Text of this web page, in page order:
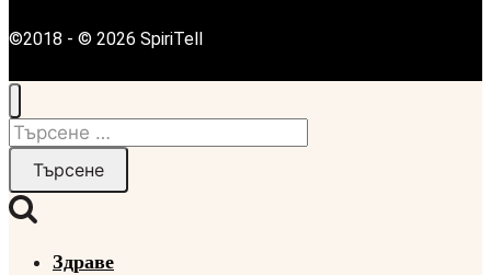
©2018 - © 2026 SpiriTell
Търсене
Здраве